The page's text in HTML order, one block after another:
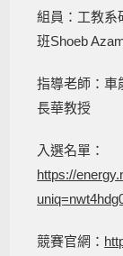
組員：工教系
班Shoeb
指導老師：車
長華教授
入選名單：
https://
競賽官網：